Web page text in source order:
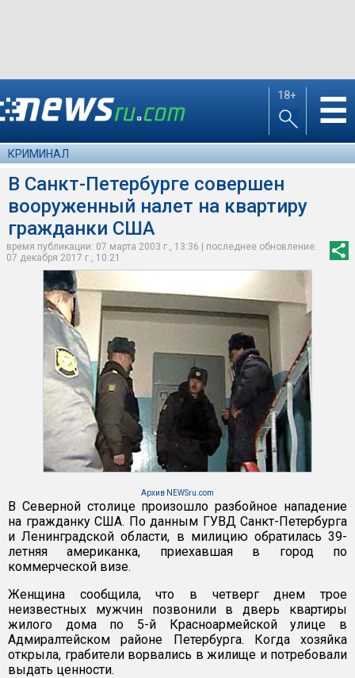
18+ ☰
КРИМИНАЛ
В Санкт-Петербурге совершен
вооруженный налет на квартиру
гражданки США
время публикации: 07 марта 2003 г., 13:36 | последнее обновление:
07 декабря 2017 г., 10:21
Архив NEWSru.com
В Северной столице произошло разбойное нападение
на гражданку США. По данным ГУВД Санкт-Петербурга
и Ленинградской области, в милицию обратилась 39-
летняя американка, приехавшая в город по
коммерческой визе.
Женщина сообщила, что в четверг днем трое
неизвестных мужчин позвонили в дверь квартиры
жилого дома по 5-й Красноармейской улице в
Адмиралтейском районе Петербурга. Когда хозяйка
открыла, грабители ворвались в жилище и потребовали
выдать ценности.